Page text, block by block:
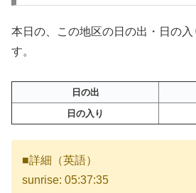
本日の、この地区の日の出・日の
す。
日の出
日の入り
■詳細（英語）
sunrise: 05:37:35